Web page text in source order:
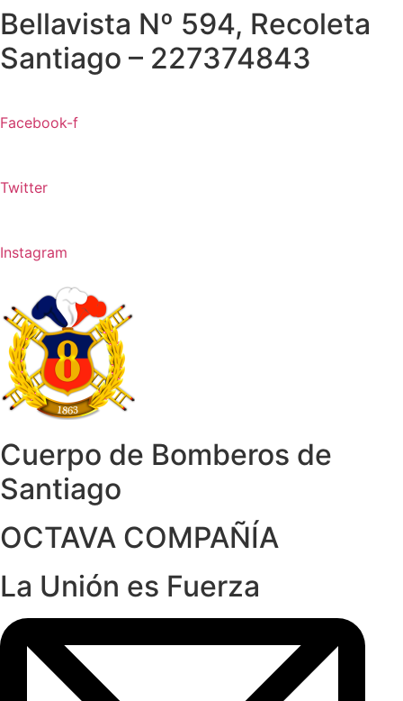
Bellavista Nº 594, Recoleta
Santiago – 227374843
Facebook-f
Twitter
Instagram
Cuerpo de Bomberos de
Santiago
OCTAVA COMPAÑÍA
La Unión es Fuerza